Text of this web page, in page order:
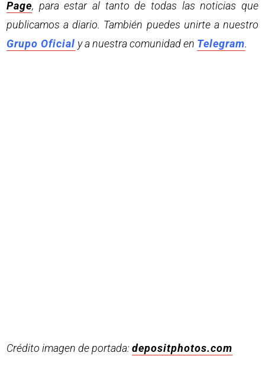
Page, para estar al tanto de todas las noticias que
publicamos a diario. También puedes unirte a nuestro
Grupo Oficial y a nuestra comunidad en Telegram.
Crédito imagen de portada:depositphotos.com